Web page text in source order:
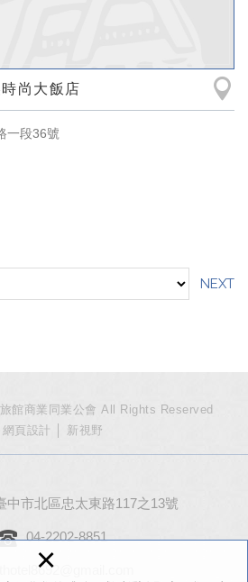
×
尚大飯店
一段36號
NEXT
館商業同業公會 All Rights Reserved
網頁設計
│ 新視野
中市北區忠太東路117之13號
04-2202-8851
thotel8692@gmail.com